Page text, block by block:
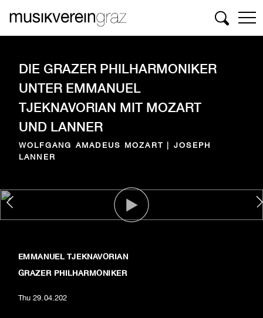
Suchen
DIE GRAZER PHILHARMONIKER
UNTER EMMANUEL
TJEKNAVORIAN MIT MOZART
UND LANNER
WOLFGANG AMADEUS MOZART | JOSEPH
LANNER
EMMANUEL TJEKNAVORIAN
GRAZER PHILHARMONIKER
Thu 29.04.202